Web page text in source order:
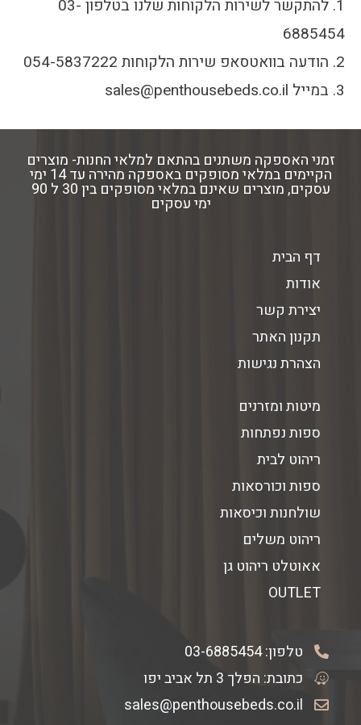
1. להתקשר לשירות הלקוחות שלנו בטלפון 03-
6885454
2. הודעה בוואטסאפ שירות הלקוחות 054-5837222
3. במייל sales@penthousebeds.co.il
זמני האספקה משתנים בהתאם למלאי החנות- מוצרים
הקיימים במלאי מסופקים באספקה מהירה עד 14 ימי
עסקים, מוצרים שאינם במלאי מסופקים בין 30 ל 90
ימי עסקים
דף הבית
אודות
יצירת קשר
תקנון האתר
הצהרת נגישות
מיטות ומזרנים
ספות נפתחות
ריהוט לבית
ספות וכורסאות
שולחנות וכיסאות
ריהוט משלים
אאוטלט ריהוט גן
OUTLET
טלפון:03-6885454
כתובת: הפלך 3 תל אביב יפו
sales@penthousebeds.co.il